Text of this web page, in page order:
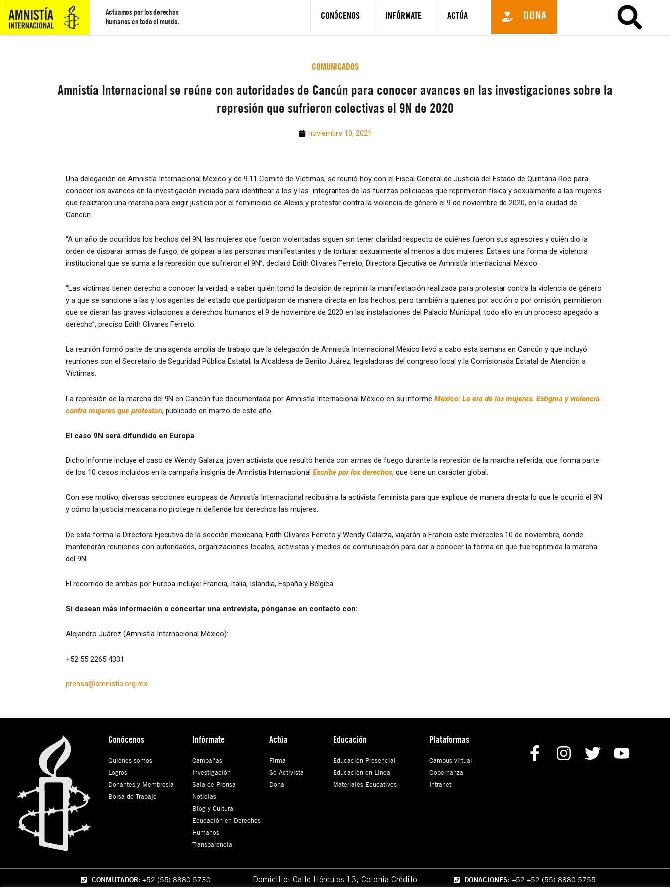
Actuamos por los derechos
humanos en todo el mundo.
CONÓCENOS INFÓRMATE ACTÚA DONA
COMUNICADOS
Amnistía Internacional se reúne con autoridades de Cancún para conocer avances en las investigaciones sobre la
represión que sufrieron colectivas el 9N de 2020
noviembre 10, 2021
Una delegación de Amnistía Internacional México y de 9.11 Comité de Víctimas, se reunió hoy con el Fiscal General de Justicia del Estado de Quintana Roo para
conocer los avances en la investigación iniciada para identificar a los y las integrantes de las fuerzas policiacas que reprimieron física y sexualmente a las mujeres
que realizaron una marcha para exigir justicia por el feminicidio de Alexis y protestar contra la violencia de género el 9 de noviembre de 2020, en la ciudad de
Cancún.
“A un año de ocurridos los hechos del 9N, las mujeres que fueron violentadas siguen sin tener claridad respecto de quiénes fueron sus agresores y quién dio la
orden de disparar armas de fuego, de golpear a las personas manifestantes y de torturar sexualmente al menos a dos mujeres. Esta es una forma de violencia
institucional que se suma a la represión que sufrieron el 9N”, declaró Edith Olivares Ferreto, Directora Ejecutiva de Amnistía Internacional México.
“Las víctimas tienen derecho a conocer la verdad, a saber quién tomó la decisión de reprimir la manifestación realizada para protestar contra la violencia de género
y a que se sancione a las y los agentes del estado que participaron de manera directa en los hechos, pero también a quienes por acción o por omisión, permitieron
que se dieran las graves violaciones a derechos humanos el 9 de noviembre de 2020 en las instalaciones del Palacio Municipal, todo ello en un proceso apegado a
derecho”, preciso Edith Olivares Ferreto.
La reunión formó parte de una agenda amplia de trabajo que la delegación de Amnistía Internacional México llevó a cabo esta semana en Cancún y que incluyó
reuniones con el Secretario de Seguridad Pública Estatal; la Alcaldesa de Benito Juárez; legisladoras del congreso local y la Comisionada Estatal de Atención a
Víctimas.
La represión de la marcha del 9N en Cancún fue documentada por Amnistía Internacional México en su informe México: La era de las mujeres. Estigma y violencia
contra mujeres que protestan, publicado en marzo de este año.
El caso 9N será difundido en Europa
Dicho informe incluye el caso de Wendy Galarza, joven activista que resultó herida con armas de fuego durante la represión de la marcha referida, que forma parte
de los 10 casos incluidos en la campaña insignia de Amnistía Internacional Escribe por los derechos, que tiene un carácter global.
Con ese motivo, diversas secciones europeas de Amnistía Internacional recibirán a la activista feminista para que explique de manera directa lo que le ocurrió el 9N
y cómo la justicia mexicana no protege ni defiende los derechos las mujeres.
De esta forma la Directora Ejecutiva de la sección mexicana, Edith Olivares Ferreto y Wendy Galarza, viajarán a Francia este miércoles 10 de noviembre, donde
mantendrán reuniones con autoridades, organizaciones locales, activistas y medios de comunicación para dar a conocer la forma en que fue reprimida la marcha
del 9N.
El recorrido de ambas por Europa incluye: Francia, Italia, Islandia, España y Bélgica.
Si desean más información o concertar una entrevista, pónganse en contacto con:
Alejandro Juárez (Amnistía Internacional México):
+52 55 2265 4331
prensa@amnistia.org.mx
Conócenos
Quiénes somos
Logros
Donantes y Membresía
Bolsa de Trabajo
Infórmate
Campañas
Investigación
Sala de Prensa
Noticias
Blog y Cultura
Educación en Derechos
Humanos
Transparencia
Actúa
Firma
Sé Activista
Dona
Educación
Educación Presencial
Educación en Línea
Materiales Educativos
Plataformas
Campus virtual
Gobernanza
Intranet
CONMUTADOR: +52 (55) 8880 5730 Domicilio: Calle Hércules 13, Colonia Crédito
DONACIONES: +52 +52 (55) 8880 5755